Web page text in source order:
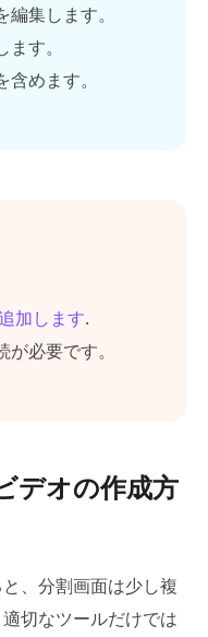
集します。
す。
めます。
加します.
必要です。
デオの作成方
、分割画面は少し複
切なツールだけでは